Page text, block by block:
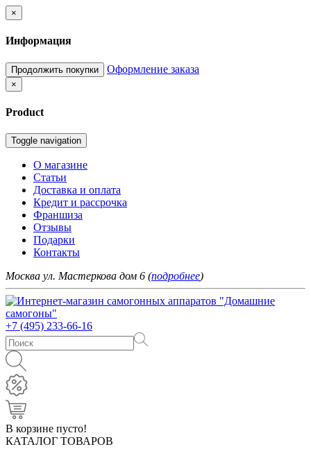
×
Информация
Продолжить покупки Оформление заказа
×
Product
Toggle navigation
О магазине
Статьи
Доставка и оплата
Кредит и рассрочка
Франшиза
Отзывы
Подарки
Контакты
Москва ул. Мастеркова дом 6 (подробнее)
+7 (495) 233-66-16
В корзине пусто!
КАТАЛОГ ТОВАРОВ